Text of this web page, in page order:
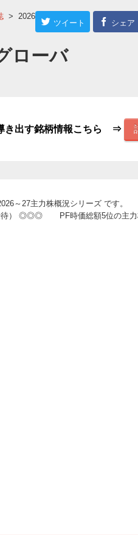
> 2026～27主力
ツイート シェア
ローバ
き出す銘柄情報こちら ⇒
～27主力株概況シリーズ です
待） ◎◎◎ PF時価総額5位の主力